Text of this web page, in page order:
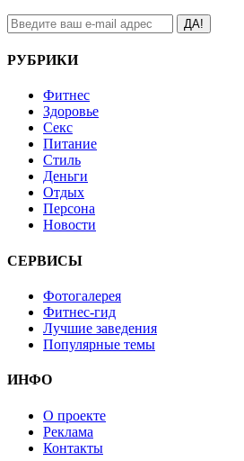
ДА!
РУБРИКИ
Фитнес
Здоровье
Секс
Питание
Стиль
Деньги
Отдых
Персона
Новости
СЕРВИСЫ
Фотогалерея
Фитнес-гид
Лучшие заведения
Популярные темы
ИНФО
О проекте
Реклама
Контакты